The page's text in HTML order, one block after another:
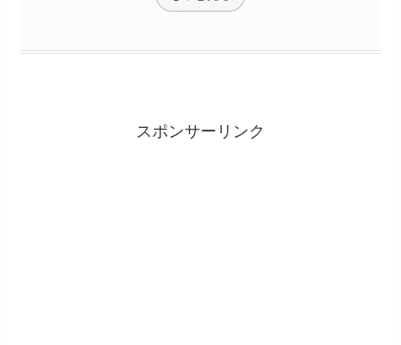
スポンサーリンク